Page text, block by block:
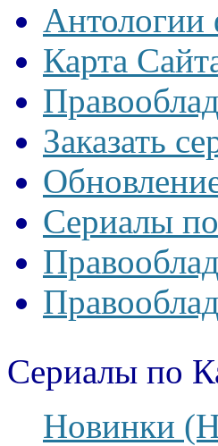
Антологии
Карта
Заказать
Сериалы
Сериалы по
Новинки